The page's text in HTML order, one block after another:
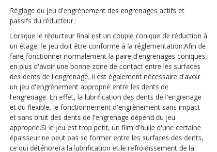
Réglage du jeu d'engrènement des engrenages actifs et
passifs du réducteur :
Lorsque le réducteur final est un couple conique de réduction à
un étage, le jeu doit être conforme à la réglementation.Afin de
faire fonctionner normalement la paire d'engrenages coniques,
en plus d'avoir une bonne zone de contact entre les surfaces
des dents de l'engrenage, il est également nécessaire d'avoir
un jeu d'engrènement approprié entre les dents de
l'engrenage. En effet, la lubrification des dents de l'engrenage
et du flexible, le fonctionnement d'engrènement sans impact
et sans bruit des dents de l'engrenage dépend du jeu
approprié.Si le jeu est trop petit, un film d'huile d'une certaine
épaisseur ne peut pas se former entre les surfaces des dents,
ce qui détériorera la lubrification et le refroidissement de la